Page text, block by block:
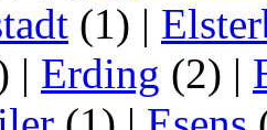
(1) |
| Erding (2) |